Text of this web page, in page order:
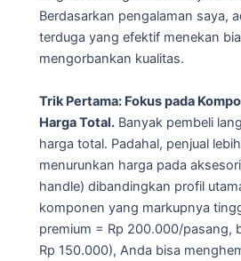
Berdasarkan pengalaman saya,
terduga yang efektif menekan
mengorbankan kualitas.
Trik Pertama: Fokus pada
Harga Total. Banyak pembeli
harga total. Padahal, penjual
menurunkan harga pada
handle) dibandingkan profil
komponen yang markupnya
premium = Rp 200.000/pasang,
Rp 150.000), Anda bisa